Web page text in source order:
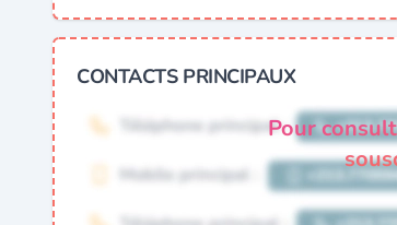
CONTACTS PRINCIPAUX
Pour